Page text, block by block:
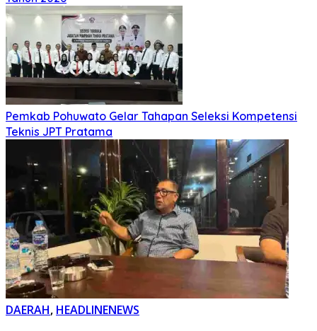
Pemkab Pohuwato Gelar Tahapan Seleksi Kompetensi
Teknis JPT Pratama
DAERAH, HEADLINENEWS